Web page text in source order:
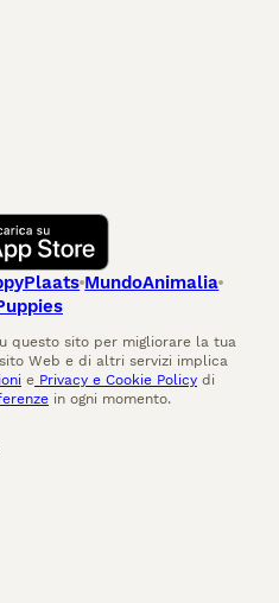
MundoAnimalia
questo sito per migliorare la tua
Web e di altri servizi implica
e Privacy e Cookie Policy di
in ogni momento.